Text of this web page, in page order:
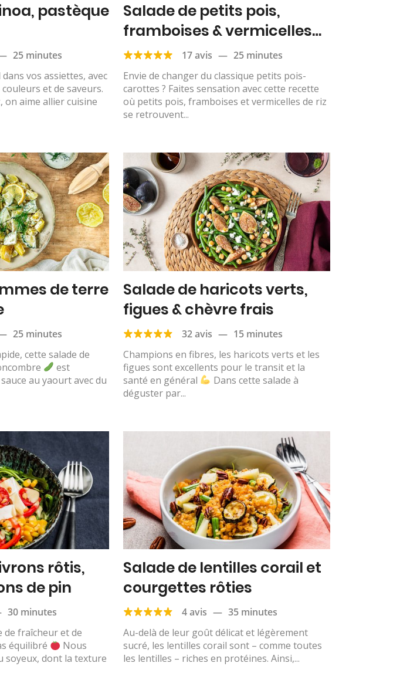
pastèque
25 minutes
vos assiettes, avec
et de saveurs.
on aime allier cuisine
Salade de petits pois,
framboises & vermicelles
de riz
17 avis — 25 minutes
Envie de changer du classique petits pois-
carottes ? Faites sensation avec cette recette
où petits pois, framboises et vermicelles de riz
se retrouvent...
de terre
25 minutes
cette salade de
est
au yaourt avec du
Salade de haricots verts,
figues & chèvre frais
32 avis — 15 minutes
Champions en fibres, les haricots verts et les
figues sont excellents pour le transit et la
santé en général
Dans cette salade à
déguster par...
rôtis,
de pin
30 minutes
de fraîcheur et de
équilibré
Nous
soyeux, dont la texture
Salade de lentilles corail et
courgettes rôties
4 avis — 35 minutes
Au-delà de leur goût délicat et légèrement
sucré, les lentilles corail sont – comme toutes
les lentilles – riches en protéines. Ainsi,...